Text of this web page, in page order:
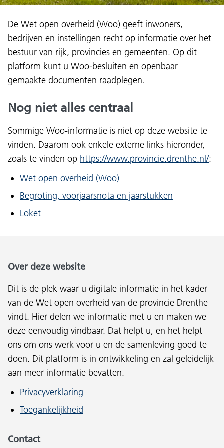
De Wet open overheid (Woo) geeft inwoners,
bedrijven en instellingen recht op informatie over het
bestuur van rijk, provincies en gemeenten. Op dit
platform kunt u Woo-besluiten en openbaar
gemaakte documenten raadplegen.
Nog niet alles centraal
Sommige Woo-informatie is niet op deze website te
vinden. Daarom ook enkele externe links hieronder,
zoals te vinden op https://www.provincie.drenthe.nl/:
Wet open overheid (Woo)
Begroting, voorjaarsnota en jaarstukken
Loket
Over deze website
Dit is de plek waar u digitale informatie in het kader
van de Wet open overheid van de provincie Drenthe
vindt. Hier delen we informatie met u en maken we
deze eenvoudig vindbaar. Dat helpt u, en het helpt
ons om ons werk voor u en de samenleving goed te
doen. Dit platform is in ontwikkeling en zal geleidelijk
aan meer informatie bevatten.
Privacyverklaring
Toegankelijkheid
Contact